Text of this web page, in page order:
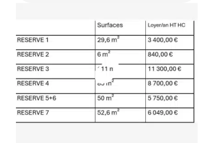
Porte de Bagnolet (Autoroute A3) / Porte des Lilas
(Route départementale 117)